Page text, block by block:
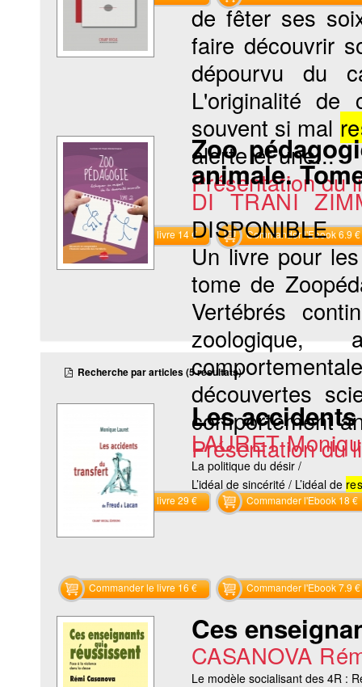
de fêter ses
faire découvrir
dépourvu du
L'originalité de
souvent si mal
alerte et une...
Présentation du
Commander le livre 14 € Commander l'Ebook 6.9 €
Zoo
animale.
DI TRANI
DISPONIBLE
Un livre pour
tome de
Vertébrés
zoologique,
découvertes
comportement
Présentation du
Commander le livre 29 € Commander l'Ebook 18 €
Recherche par articles (5 résultats)
Les
LAURET
La politique du désir /
L’idéal de sincérité / L’idéal de
Commander le livre 16 € Commander l'Ebook 7.9 €
Ces
CASANOVA
Le modèle socialisant des 4R :